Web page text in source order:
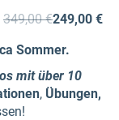
349,00 €249,00 €
Sommer.
mit über 10
, Übungen,